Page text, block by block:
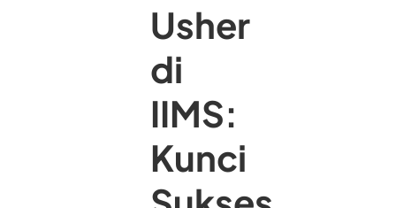
Usher
di
IIMS:
Kunci